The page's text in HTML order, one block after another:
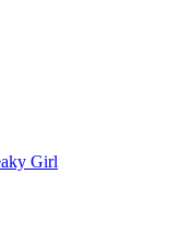
Girl